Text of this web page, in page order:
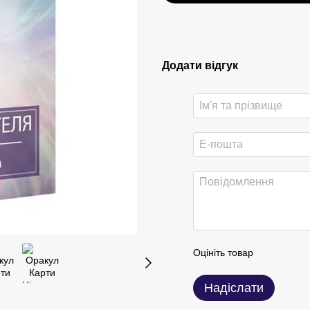
Додати відгук
Оцініть товар
Надіслати